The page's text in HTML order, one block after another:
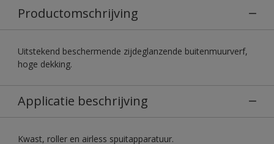
Productomschrijving
Uitstekend beschermende zijdeglanzende buitenmuurverf,
hoge dekking.
Applicatie beschrijving
Kwast, roller en airless spuitapparatuur.